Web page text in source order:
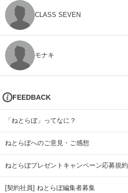
CLASS SEVEN
モナキ
FEEDBACK
「ねとらぼ」ってなに？
ねとらぼへのご意見・ご感想
ねとらぼプレゼントキャンペーン応募規約
[契約社員] ねとらぼ編集者募集